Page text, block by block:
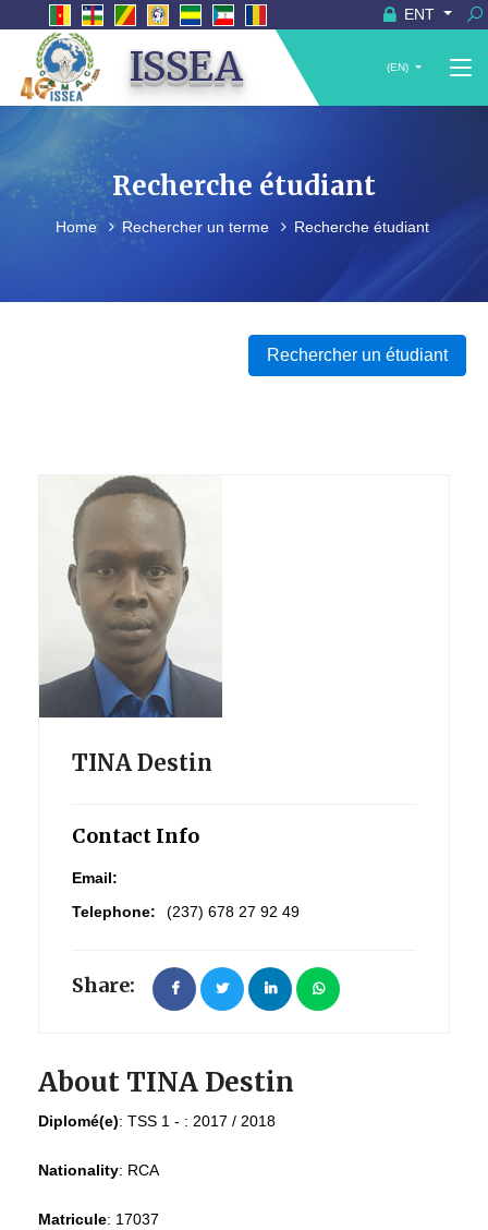
ENT
ISSEA (EN)
Recherche étudiant
Home Rechercher un terme Recherche étudiant
Rechercher un étudiant
TINA Destin
Contact Info
Email:
Telephone:
(237) 678 27 92 49
Share:
About TINA Destin
Diplomé(e): TSS 1 - : 2017 / 2018
Nationality: RCA
Matricule: 17037